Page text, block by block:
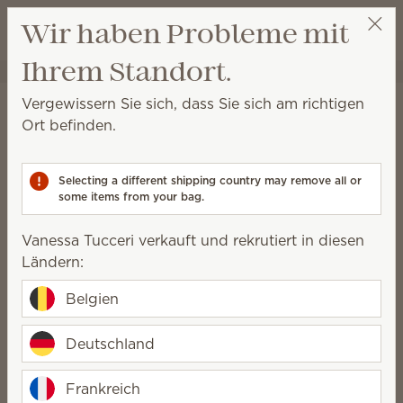
Wunschliste
Warenkorb
Vanessa Tucceri Party auswählen
Sprühreiniger
Sprühreiniger
versiegelten Oberflächen angewendet werden.
6 Ergebnisse
Filter Relevanz
Sprühreiniger Lemon
Squeeze
15,50 €
(32,77 €/l)
Quantity
Sweet
(32,77 €/l)
Wir haben Probleme mit
Ihrem Standort.
Vergewissern Sie sich, dass Sie sich am richtigen
Ort befinden.
Selecting a different shipping country may remove all or
some items from your bag.
Vanessa Tucceri verkauft und rekrutiert in diesen
Ländern:
Belgien
Deutschland
Frankreich